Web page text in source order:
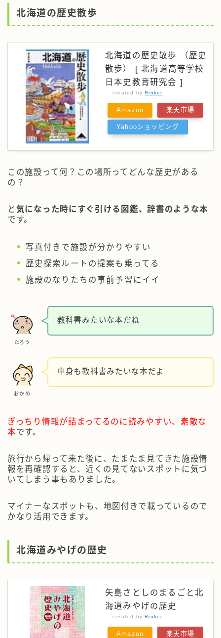
北海道の歴史散歩
北海道の歴史散歩 （歴史
散歩） [ 北海道高等学校
日本史教育研究会 ]
created byRinker
Amazon 楽天市場
Yahooショッピング
この施設って何？この場所ってどんな歴史がある
の？
と 気になった時にすぐ引ける図鑑、辞書のような本
です。
写真付きで施設が分かりやすい
歴史探索ルートの提案も乗ってる
施設のなりたちの事前予習にイイ
たろう
教科書みたいな本だね
おかめ
中身も教科書みたいな本だよ
ぎっちり情報が詰まってるのに読みやすい、素敵な
本です。
旅行から帰って来た後に、たまたま見てきた施設情
報を再確認すると、近くの見てないスポットに気づ
いてしまう事もありました。
マイナーなスポットも、地図付きで載っているので
かなり活用できます。
北海道みやげの歴史
矢島さとしのまるごと北
海道みやげの歴史
created byRinker
Amazon 楽天市場